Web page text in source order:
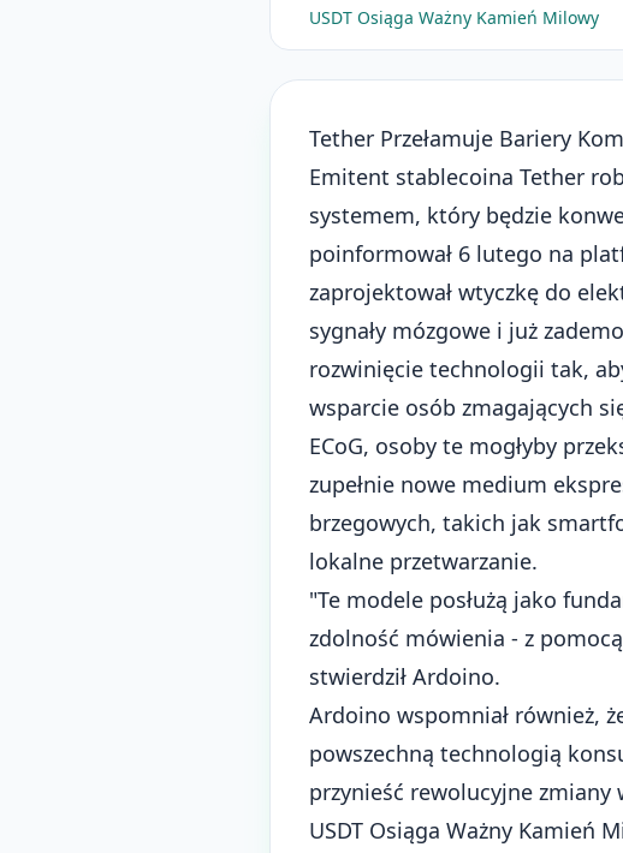
USDT Osiąga Ważny Kamień Milowy
Tether Przełamuje Bariery
Emitent stablecoina Tether
systemem, który będzie
poinformował 6 lutego na
zaprojektował wtyczkę do
sygnały mózgowe i już
rozwinięcie technologii tak,
wsparcie osób zmagających
ECoG, osoby te mogłyby
zupełnie nowe medium
brzegowych, takich jak
lokalne przetwarzanie.
"Te modele posłużą jako
zdolność mówienia - z
stwierdził Ardoino.
Ardoino wspomniał również,
powszechną technologią
przynieść rewolucyjne
USDT Osiąga Ważny Kamień